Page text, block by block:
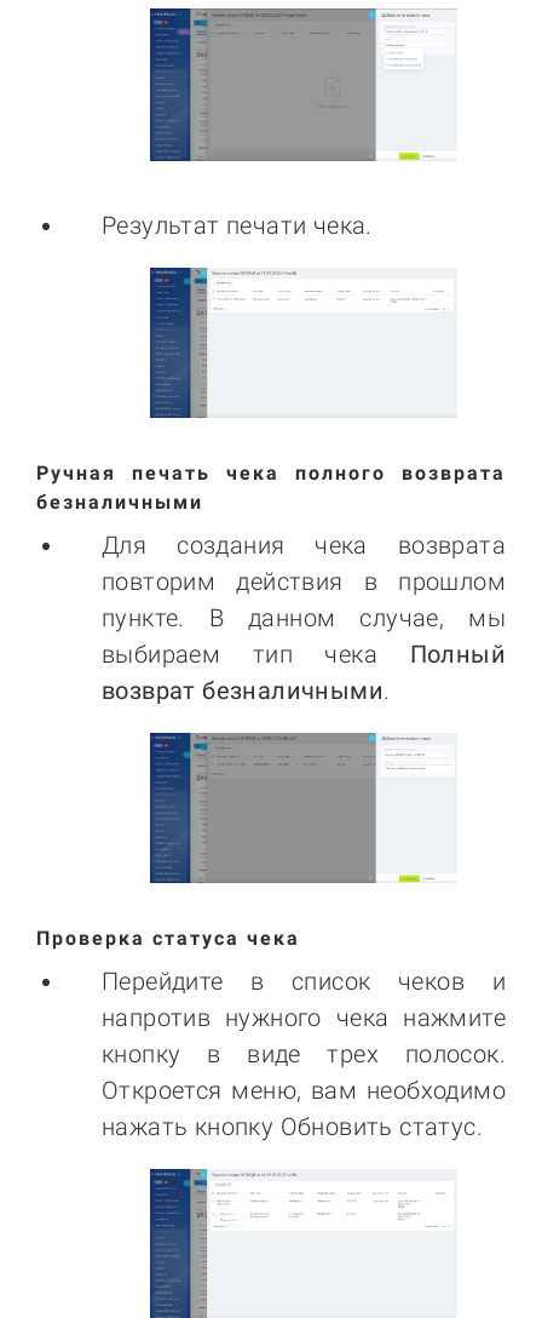
Результат печати чека.
Ручная печать чека полного возврата
безналичными
Для создания чека возврата
повторим действия в прошлом
пункте. В данном случае, мы
выбираем тип чека Полный
возврат безналичными.
Проверка статуса чека
Перейдите в список чеков и
напротив нужного чека нажмите
кнопку в виде трех полосок.
Откроется меню, вам необходимо
нажать кнопку Обновить статус.